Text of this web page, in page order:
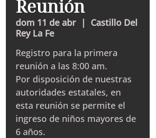
Reunión
dom 11 de abr
  |
Castillo Del
Rey La Fe
Registro para la primera
reunión a las 8:00 am.
Por disposición de nuestras
autoridades estatales, en
esta reunión se permite el
ingreso de niños mayores de
6 años.